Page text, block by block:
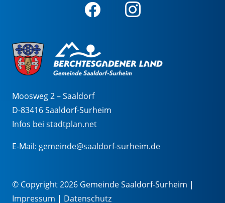
Moosweg 2 – Saaldorf
D-83416 Saaldorf-Surheim
Infos bei stadtplan.net
E-Mail: gemeinde@saaldorf-surheim.de
© Copyright 2026 Gemeinde Saaldorf-Surheim |
Impressum | Datenschutz